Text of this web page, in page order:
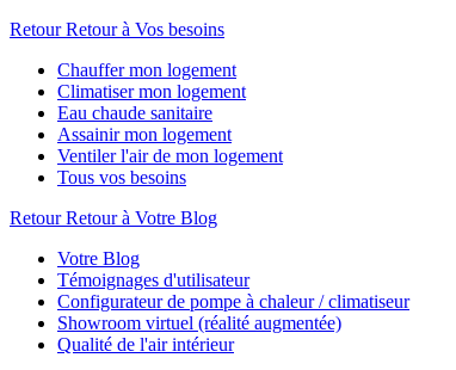
Retour Retour à Vos besoins
Chauffer mon logement
Climatiser mon logement
Eau chaude sanitaire
Assainir mon logement
Ventiler l'air de mon logement
Tous vos besoins
Retour Retour à Votre Blog
Votre Blog
Témoignages d'utilisateur
Configurateur de pompe à chaleur / climatiseur
Showroom virtuel (réalité augmentée)
Qualité de l'air intérieur